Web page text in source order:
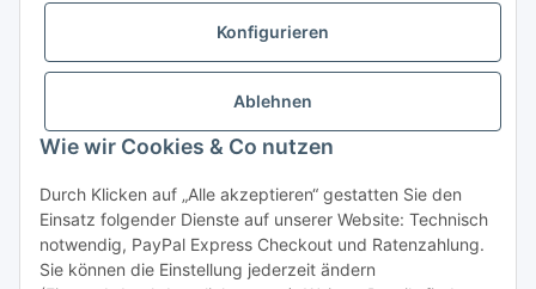
Konfigurieren
Ablehnen
Wie wir Cookies & Co nutzen
Durch Klicken auf „Alle akzeptieren“ gestatten Sie den
Einsatz folgender Dienste auf unserer Website: Technisch
notwendig, PayPal Express Checkout und Ratenzahlung.
Sie können die Einstellung jederzeit ändern
Ladenpreis versus Internetpreis
Vertrag widerrufen
Miele Beratungs-Hotline
: Tel. 036691 - 900067 | Mo - Do:
05.00 - 21.30 Uhr | Freitag: 05.00 - 18.00 Uhr | Samstag: 09.00
- 12.00 Uhr (0,49€ je angef. Minute) oder per E-Mail über
unserKontaktformular